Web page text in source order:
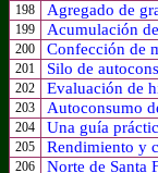
198 Agregado de
199 Acumulación
200 Confección de
201 Silo de
202 Evaluación de
203 Autoconsumo
204 Una guía
205 Rendimiento y
206 Norte de Santa